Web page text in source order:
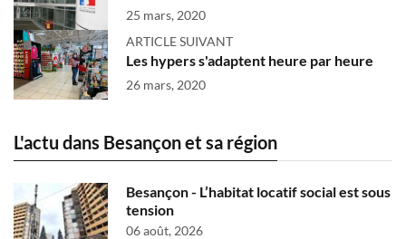
25 mars, 2020
ARTICLE SUIVANT
Les hypers s'adaptent heure par heure
26 mars, 2020
L'actu dans Besançon et sa région
Besançon - L’habitat locatif social est sous
tension
06 août, 2026